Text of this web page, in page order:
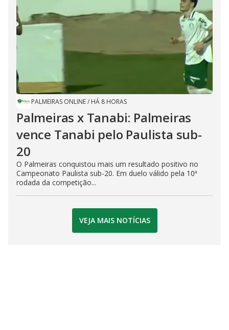
PALMEIRAS ONLINE/ HÁ 8 HORAS
Palmeiras x Tanabi: Palmeiras
vence Tanabi pelo Paulista sub-
20
O Palmeiras conquistou mais um resultado positivo no
Campeonato Paulista sub-20. Em duelo válido pela 10ª
rodada da competição...
VEJA MAIS NOTÍCIAS